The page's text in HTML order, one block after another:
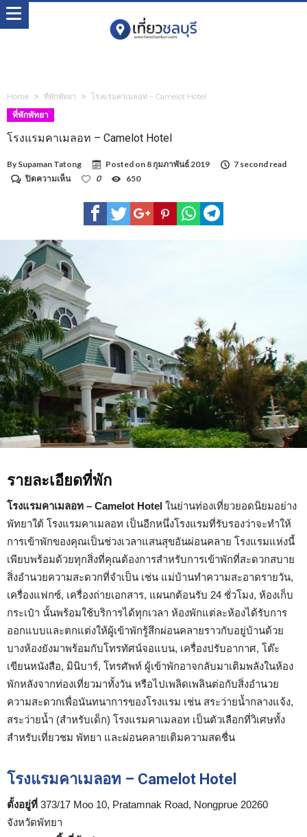
Home ที่พักพัทยา โรงแรมคาเมลอท – Camelot Hotel
ที่พักพัทยา
โรงแรมคาเมลอท – Camelot Hotel
By Supaman Tatong Posted on 8 กุมภาพันธ์ 2019
7 second read
ปิดความเห็นบน
Hotel
0 650
รายละเอียดที่พัก
โรงแรมคาเมลอท – Camelot Hotel ในย่านท่องเที่ยวยอดนิยมอย่าง
พัทยาใต้ โรงแรมคาเมลอท เป็นอีกหนึ่งโรงแรมที่รับรองว่าจะทำให้
การเข้าพักของคุณเป็นช่วงเวลาแสนสุขอันผ่อนคลาย โรงแรมแห่งนี้
เพียบพร้อมด้วยทุกสิ่งที่คุณต้องการสำหรับการเข้าพักที่สะดวกสบาย
สิ่งอำนวยความสะดวกที่จำเป็น เช่น แม่บ้านทำความสะอาดรายวัน,
เครื่องแฟกซ์, เครื่องถ่ายเอกสาร, แผนกต้อนรับ 24 ชั่วโมง, ห้องเก็บ
กระเป๋า นั้นพร้อมใช้บริการได้ทุกเวลา ห้องพักแต่ละห้องได้รับการ
ออกแบบและตกแต่งให้ผู้เข้าพักรู้สึกผ่อนคลายราวกับอยู่บ้านด้วย
บางห้องยังมาพร้อมกับโทรทัศน์จอแบน, เครื่องปรับอากาศ, โต๊ะ
เขียนหนังสือ, มินิบาร์, โทรศัพท์ ผู้เข้าพักอาจกลับมาเติมพลังในห้อง
พักหลังจากท่องเที่ยวมาทั้งวัน หรือไปเพลิดเพลินต่อกับสิ่งอำนวย
ความสะดวกเพื่อนันทนาการของโรงแรม เช่น สระว่ายน้ำกลางแจ้ง,
สระว่ายน้ำ (สำหรับเด็ก) โรงแรมคาเมลอท เป็นตัวเลือกที่วิเศษทั้ง
สำหรับเที่ยวชม พัทยา และผ่อนคลายเติมความสดชื่น
โรงแรมคาเมลอท – Camelot Hotel
ตั้งอยู่ที่ 373/17 Moo 10, Pratamnak Road, Nongprue 20260
จังหวัดพัทยา